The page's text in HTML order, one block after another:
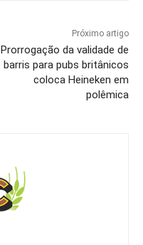
Próximo artigo
Prorrogação da validade de
barris para pubs britânicos
coloca Heineken em
polêmica